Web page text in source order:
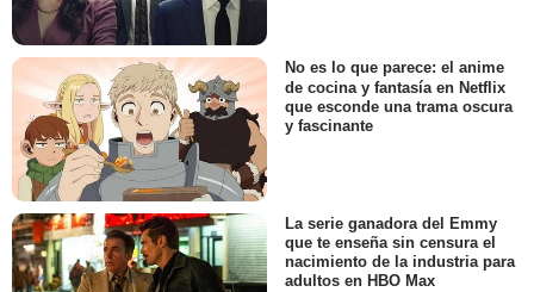
No es lo que parece: el anime
de cocina y fantasía en Netflix
que esconde una trama oscura
y fascinante
La serie ganadora del Emmy
que te enseña sin censura el
nacimiento de la industria para
adultos en HBO Max